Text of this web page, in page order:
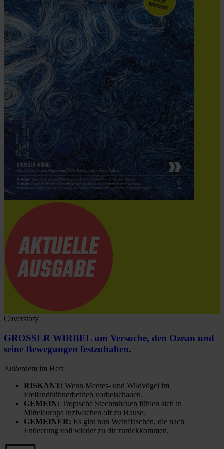
Coverstory
GROSSER WIRBEL um Versuche, den Ozean und
seine Bewegungen festzuhalten.
Außerdem im Heft
RISKANT: Wenn Meeres- und Wildvögel im
Freilandhühnerbetrieb vorbeischauen.
GEMEIN: Tropische Stechmücken fühlen sich in
Mitteleuropa inziwschen oft zu Hause.
GEMEINER: Es gibt nun Weinflaschen, die nach
Entleerung voll wieder zu dir zurückkommen.